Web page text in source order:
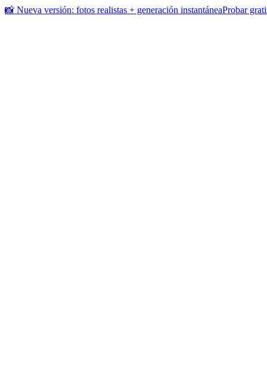
📸 Nueva versión: fotos realistas + generación instantáneaProbar